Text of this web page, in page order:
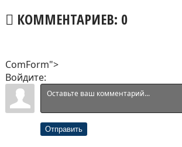
КОММЕНТАРИЕВ: 0
ComForm">
Войдите:
Отправить